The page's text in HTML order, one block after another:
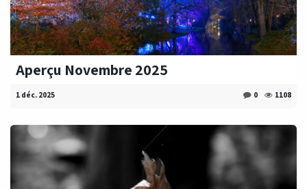
Aperçu Novembre 2025
1 déc. 2025 0 1108